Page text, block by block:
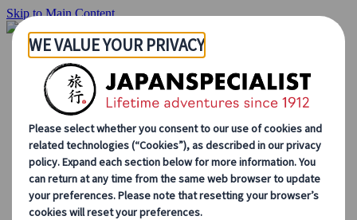
Skip to Main Content
Inizio
Itinerari di viaggio
Itinerari individuali
Tour guidati
Drive & stay
Tour di serie
Escursioni
Tour di gruppo su misura
Japan Rail Pass
Come lavoriamo
Chi siamo
Il nostro team